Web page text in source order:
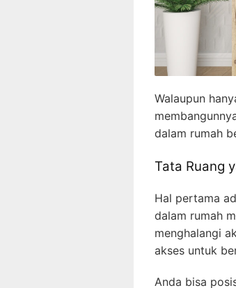
Walaupun
dalam rumah
Tata Ruang
Hal pertama
dalam rumah
menghalangi
akses untuk
Anda bisa